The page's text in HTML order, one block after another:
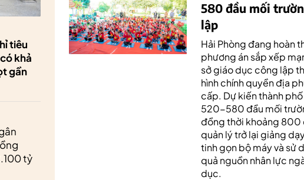
tiêu
khả
gần
tỷ
580 đầu mối
lập
Hải Phòng đang hoàn
phương án sắp xếp
sở giáo dục công lập
hình chính quyền địa
cấp. Dự kiến thành
520-580 đầu mối
đồng thời khoảng 800
quản lý trở lại giảng
tinh gọn bộ máy và sử
quả nguồn nhân lực
dục.